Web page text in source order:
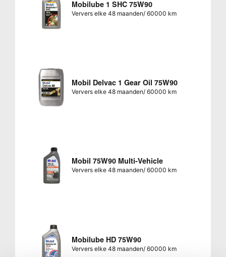
Mobilube 1 SHC 75W90
Ververs elke 48 maanden/ 60000 km
Mobil Delvac 1 Gear Oil 75W90
Ververs elke 48 maanden/ 60000 km
Mobil 75W90 Multi-Vehicle
Ververs elke 48 maanden/ 60000 km
Mobilube HD 75W90
Ververs elke 48 maanden/ 60000 km